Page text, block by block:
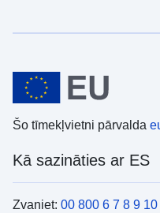
Šo tīmekļvietni pārvalda
Kā sazināties ar ES
Zvaniet: 00 800 6 7 8 9 10